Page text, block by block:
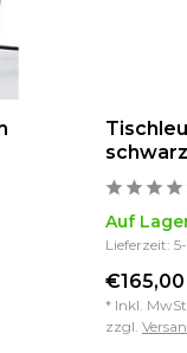
schwarz
Auf
Lieferzeit:
€165,00
* Inkl.
zzgl.